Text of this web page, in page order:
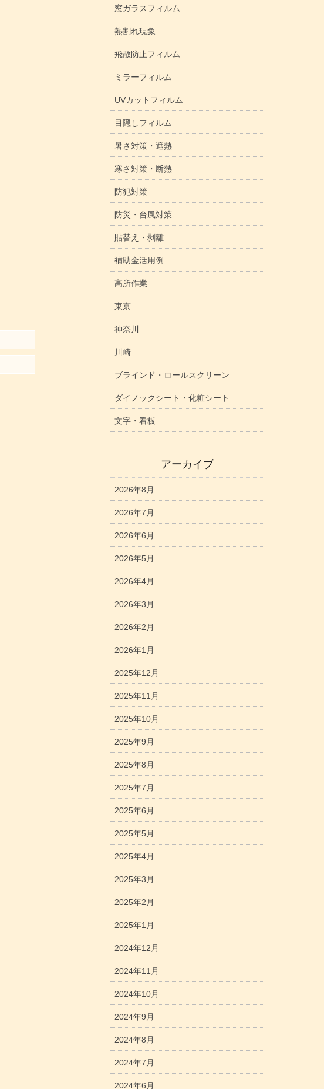
窓ガラスフィルム
熱割れ現象
飛散防止フィルム
ミラーフィルム
UVカットフィルム
目隠しフィルム
暑さ対策・遮熱
寒さ対策・断熱
防犯対策
防災・台風対策
貼替え・剥離
補助金活用例
高所作業
東京
神奈川
川崎
ブラインド・ロールスクリーン
ダイノックシート・化粧シート
文字・看板
アーカイブ
2026年8月
2026年7月
2026年6月
2026年5月
2026年4月
2026年3月
2026年2月
2026年1月
2025年12月
2025年11月
2025年10月
2025年9月
2025年8月
2025年7月
2025年6月
2025年5月
2025年4月
2025年3月
2025年2月
2025年1月
2024年12月
2024年11月
2024年10月
2024年9月
2024年8月
2024年7月
2024年6月